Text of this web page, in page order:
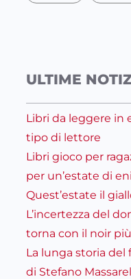
ULTIME
Libri da leggere in
tipo di lettore
Libri gioco per
per un’estate di
Quest’estate il
L’incertezza del
torna con il noir
La lunga storia del
di Stefano